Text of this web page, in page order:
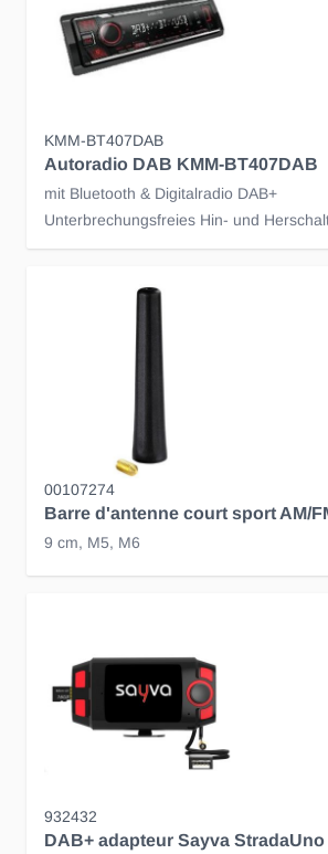
KMM-BT407DAB
Autoradio DAB KMM-BT407DAB
mit Bluetooth & Digitalradio DAB+
Unterbrechungsfreies Hin- und
00107274
Barre d'antenne court sport AM/
9 cm, M5, M6
932432
DAB+ adapteur Sayva StradaUno